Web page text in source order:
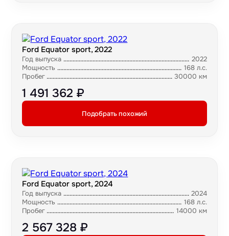
Ford Equator sport, 2022
Год выпуска
2022
Мощность
168 л.с.
Пробег
30000 км
1 491 362 ₽
Подобрать похожий
Ford Equator sport, 2024
Год выпуска
2024
Мощность
168 л.с.
Пробег
14000 км
2 567 328 ₽